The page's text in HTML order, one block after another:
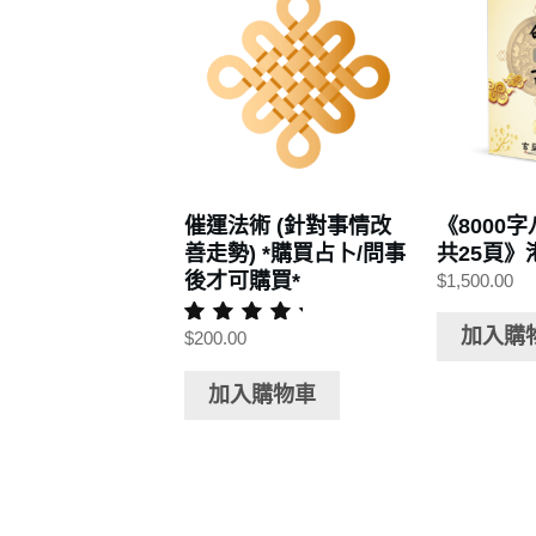
催運法術 (針對事情改
善走勢) *購買占卜/問事
後才可購買*
評分
$200.00
加入購物車
《8000
共25頁》
$1,500.00
加入購